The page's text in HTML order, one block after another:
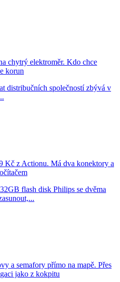
chytrý elektroměr. Kdo chce
korun
distribučních společností zbývá v
Kč z Actionu. Má dva konektory a
flash disk Philips se dvěma
a semafory přímo na mapě. Přes
jako z kokpitu